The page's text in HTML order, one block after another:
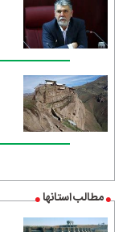
مطالب استانها